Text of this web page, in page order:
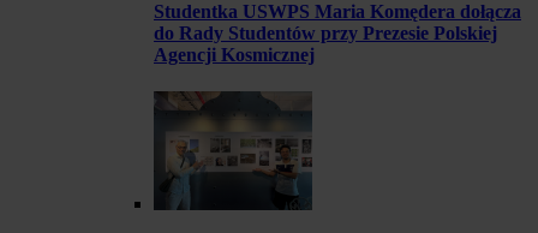
Studentka USWPS Maria Komędera dołącza
do Rady Studentów przy Prezesie Polskiej
Agencji Kosmicznej